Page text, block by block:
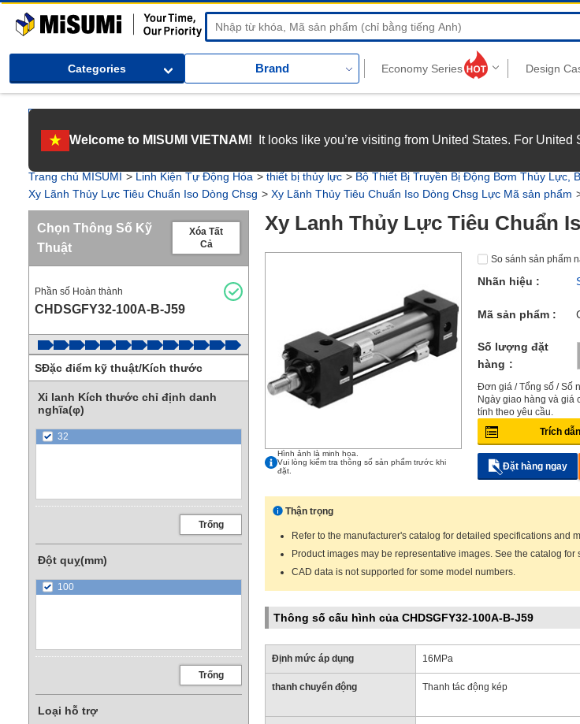
MiSUMi
Categories Brand
Welcome to MISUMI VIETNAM! It looks like you’re visiting from United States. For
[Recruitment] We're hiring! Grab your ultimate career opportunity & enjoy top-tier benefits at MISUMI Vietnam.See more
Trang chủ MISUMI Linh Kiện Tự Động Hóa thiết bị thủy lực Bộ Thiết Bị Truyền Bị Động Bơm Thủy Lực,
Xy Lãnh Thủy Lực Tiêu Chuẩn Iso Dòng Chsg
Xy Lãnh Thủy Tiêu Chuẩn Iso Dòng Chsg Lực Mã sản phẩm
Chọn Thông Số Kỹ
Thuật
Xóa Tất
Cả
Phần số Hoàn thành
CHDSGFY32-100A-B-J59
SĐặc điểm kỹ thuật/Kích thước
Xi lanh Kích thước chỉ định danh
nghĩa(φ)
32
Trống
Đột quỵ(mm)
100
Trống
Loại hỗ trợ
Xy Lanh Thủy Lực Tiêu Chuẩn
Hình ảnh là minh họa.
Vui lòng kiểm tra thông số sản phẩm trước khi
đặt.
So sánh sản phẩm
Nhãn hiệu :
Mã sản phẩm :
Số lượng đặt
hàng
Đơn giá / Tổng số / Số
Ngày giao hàng và giá
tính theo yêu cầu.
Trích
Đặt hàng ngay
Thận trọng
Refer to the manufacturer's catalog for detailed specifications and
Product images may be representative images. See the catalog for
CAD data is not supported for some model numbers.
Thông số cấu hình của CHDSGFY32-100A-B-J59
Định mức áp dụng 16MPa
thanh chuyển động Thanh tác động kép